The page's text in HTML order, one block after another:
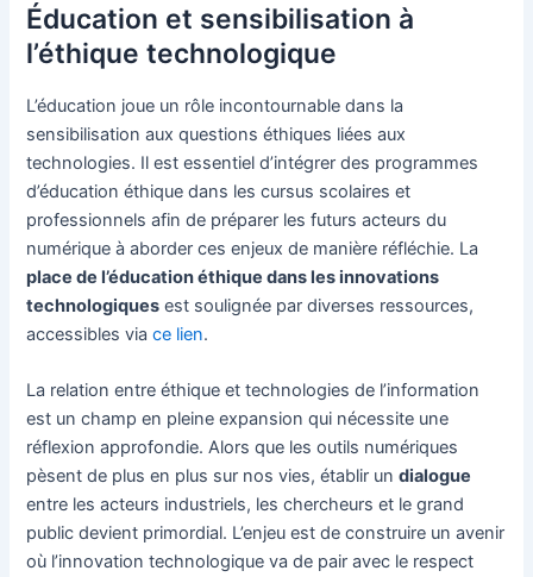
Éducation et sensibilisation à
l’éthique technologique
L’éducation joue un rôle incontournable dans la
sensibilisation aux questions éthiques liées aux
technologies. Il est essentiel d’intégrer des programmes
d’éducation éthique dans les cursus scolaires et
professionnels afin de préparer les futurs acteurs du
numérique à aborder ces enjeux de manière réfléchie. La
place de l’éducation éthique dans les innovations
technologiques est soulignée par diverses ressources,
accessibles viace lien.
La relation entre éthique et technologies de l’information
est un champ en pleine expansion qui nécessite une
réflexion approfondie. Alors que les outils numériques
pèsent de plus en plus sur nos vies, établir undialogue
entre les acteurs industriels, les chercheurs et le grand
public devient primordial. L’enjeu est de construire un avenir
où l’innovation technologique va de pair avec le respect